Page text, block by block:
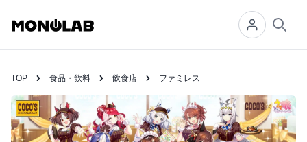
TOP 食品・飲料 飲食店 ファミレス